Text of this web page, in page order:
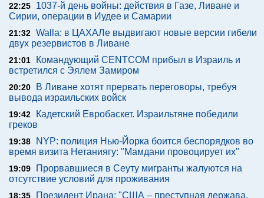
22:25
1037-й день войны: действия в Газе, Ливане и
Сирии, операции в Иудее и Самарии
21:32 Walla: в ЦАХАЛе выдвигают новые версии гибели
двух резервистов в Ливане
21:01
Командующий CENTCOM прибыл в Израиль и
встретился с Эялем Замиром
20:20
В Ливане хотят прервать переговоры, требуя
вывода израильских войск
19:42
Кадетский Евробаскет. Израильтяне победили
греков
19:38
NYP: полиция Нью-Йорка боится беспорядков во
время визита Нетаниягу: "Мамдани провоцирует их"
19:09
Прорвавшиеся в Сеуту мигранты жалуются на
отсутствие условий для проживания
18:35 Президент Ирана: "США – преступная держава,